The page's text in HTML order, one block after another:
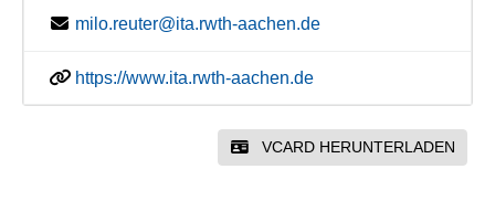
milo.reuter@ita.rwth-aachen.de
https://www.ita.rwth-aachen.de
VCARD HERUNTERLADEN